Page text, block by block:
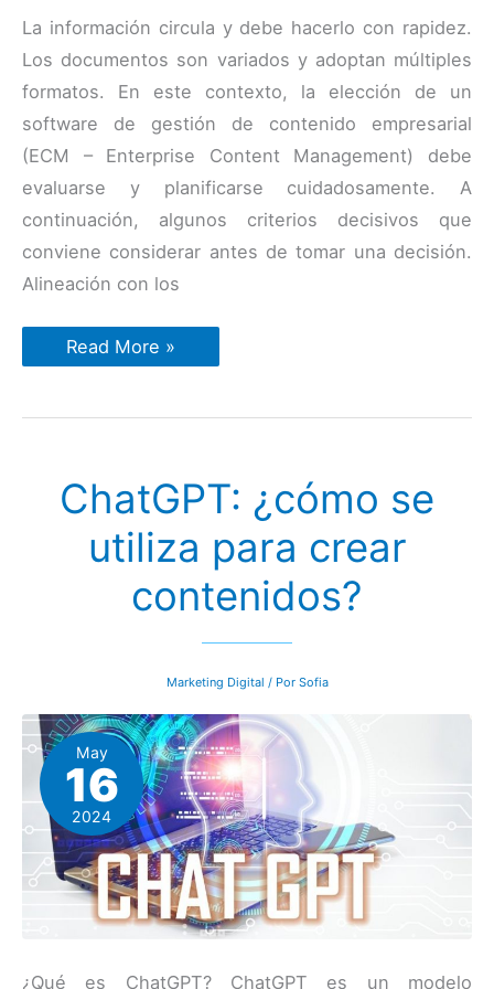
La información circula y debe hacerlo con rapidez.
Los documentos son variados y adoptan múltiples
formatos. En este contexto, la elección de un
software de gestión de contenido empresarial
(ECM – Enterprise Content Management) debe
evaluarse y planificarse cuidadosamente. A
continuación, algunos criterios decisivos que
conviene considerar antes de tomar una decisión.
Alineación con los
¿Qué
criterios
tener
elegir
el
ECM
adecuado?
Read More »
ChatGPT: ¿cómo se
utiliza para crear
contenidos?
Marketing Digital / Por Sofia
May
16
2024
¿Qué es ChatGPT? ChatGPT es un modelo